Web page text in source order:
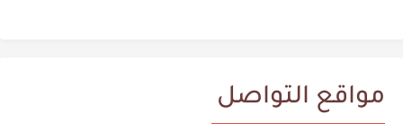
مواقع التواصل